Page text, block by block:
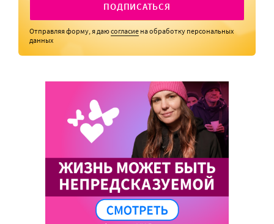
ПОДПИСАТЬСЯ
Отправляя форму, я даюсогласие на обработку персональных
данных